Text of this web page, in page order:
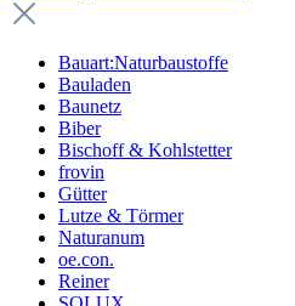
Bauart:Naturbaustoffe
Bauladen
Baunetz
Biber
Bischoff & Kohlstetter
frovin
Gütter
Lutze & Törmer
Naturanum
oe.con.
Reiner